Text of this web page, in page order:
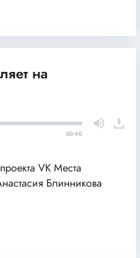
на
50:40
VK Места
Блинникова